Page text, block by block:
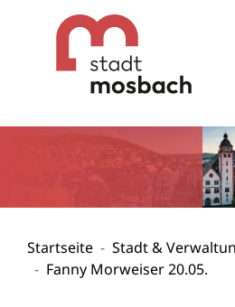
Gehe zum Navigationsbereich
Gehe zum Inhalt
Startseite Stadt &
Fanny Morweiser 20.05.